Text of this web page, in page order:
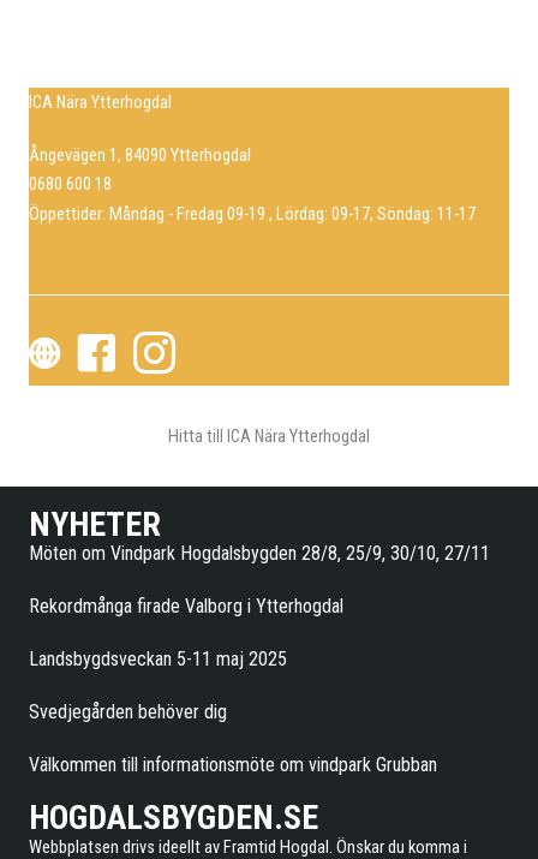
ICA Nära Ytterhogdal
Ångevägen 1, 84090 Ytterhogdal
0680 600 18
Öppettider: Måndag - Fredag 09-19 , Lördag: 09-17, Söndag: 11-17
Hitta till ICA Nära Ytterhogdal
NYHETER
Möten om Vindpark Hogdalsbygden 28/8, 25/9, 30/10, 27/11
Rekordmånga firade Valborg i Ytterhogdal
Landsbygdsveckan 5-11 maj 2025
Svedjegården behöver dig
Välkommen till informationsmöte om vindpark Grubban
HOGDALSBYGDEN.SE
Webbplatsen drivs ideellt av Framtid Hogdal. Önskar du komma i